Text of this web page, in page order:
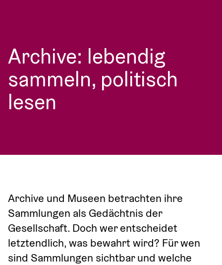
Archive: lebendig
sammeln, politisch
lesen
Archive und Museen betrachten ihre
Sammlungen als Gedächtnis der
Gesellschaft. Doch wer entscheidet
letztendlich, was bewahrt wird? Für wen
sind Sammlungen sichtbar und welche